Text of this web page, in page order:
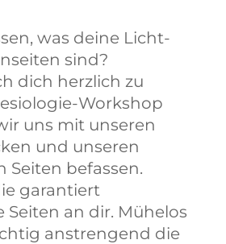
was deine Licht-
sind?
dich herzlich zu
Workshop
uns mit unseren
und unseren
Seiten befassen.
garantiert
Seiten an dir. Mühelos
anstrengend die